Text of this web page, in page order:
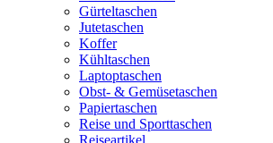
Gürteltaschen
Jutetaschen
Koffer
Kühltaschen
Laptoptaschen
Obst- & Gemüsetaschen
Papiertaschen
Reise und Sporttaschen
Reiseartikel